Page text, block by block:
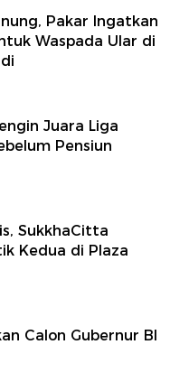
Pakar Ingatkan
Waspada Ular di
Juara Liga
Pensiun
SukkhaCitta
Kedua di Plaza
Calon Gubernur BI